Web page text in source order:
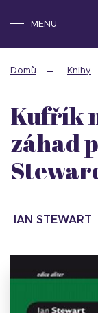
MENU
Domů Knihy
Kufřík
záhad
IAN STEWART